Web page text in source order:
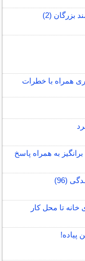
بزرگان (2)
همراه با خطرات
به همراه پاسخ
(96)
تا محل کار
پیاده!